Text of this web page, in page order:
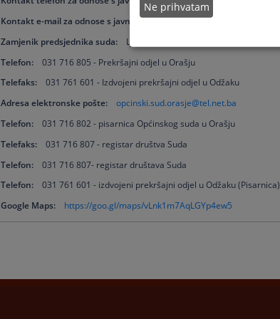
Kontakt e-mail za odnose s javnošću:
opsud-orasje@pravosudje.ba
Zamjenik predsjednika suda:
Ljubica Oršolić
Telefon:
031 716 805 - Prekršajni odjel u Orašju
Telefaks:
031 761 601 - Izdvojeni prekršajni odjel u Odžaku
Adresa elektronske pošte:
opcinski.sud.orasje@tel.net.ba
Telefon:
031 716 802 - pisarnica Općinskog suda u Orašju
Telefaks:
031 716 807 - registar društva Suda
Telefon:
031 716 807- registar društava Suda
Telefon:
031 761 601 - izdvojeni prekršajni odjel u Odžaku (Pisarnica)
Google Maps:
https://goo.gl/maps/vLnk1m7AqLGYp4ew5
Ne prihvatam